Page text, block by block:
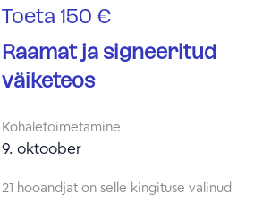
Toeta 150 €
Raamat ja signeeritud
väiketeos
Kohaletoimetamine
9. oktoober
21 hooandjat on selle kingituse valinud